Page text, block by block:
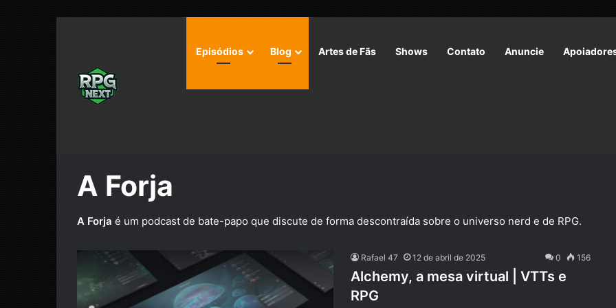
Episódios Blog Artes de Fãs Shows Contato Anuncie
A Forja
A Forja é um podcast de bate-papo que discute de forma descontraída sobre o universo nerd e de RPG.
Rafael 47 12 de abril de 2025 0 156
Alchemy, a mesa virtual | VTTs e
RPG